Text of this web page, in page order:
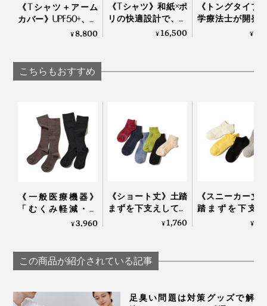
《Tシャツ＋アーム
カバー》UPF50+、縫
い目なしで動きやす
¥8,800
《Tシャツ》和紙×ポ
リの快適設計で、湿
気を吸って逃す、
¥16,500
《トングタイプ
学療法士が開発
界600万人の足
¥
こちらもおすすめ
《一般医療機器》
「むくみ軽減・快
適・おしゃれ」三拍
｜MAEÉ
¥3,960
《ショート丈》土踏
まずを下支えして、
足底筋をサポートす
レッグ
¥1,760
《スニーカー丈
踏まずを下支
て、足底筋をサ
¥
この商品が紹介されている記事
足臭い問題は対策グッズで解